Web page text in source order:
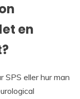
en
SPS eller hur man